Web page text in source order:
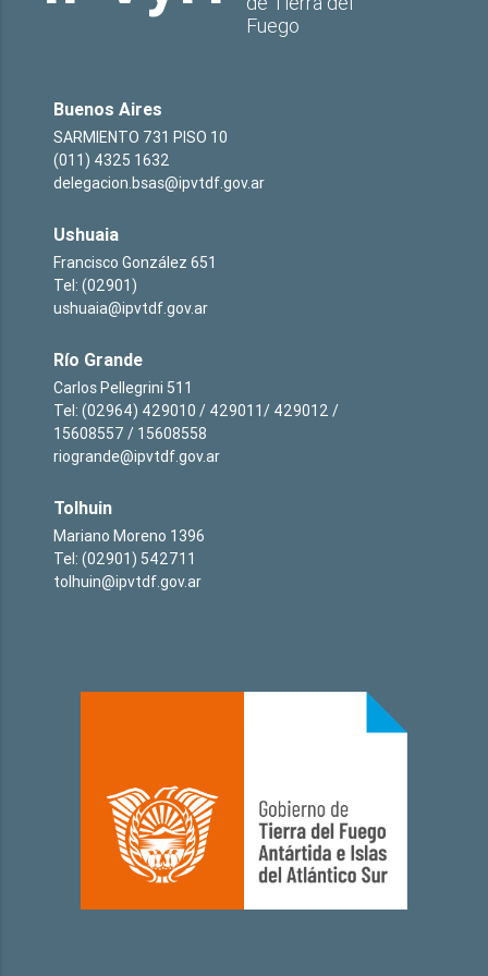
Fuego
Buenos Aires
SARMIENTO 731 PISO 10
(011) 4325 1632
delegacion.bsas@ipvtdf.gov.ar
Ushuaia
Francisco González 651
Tel: (02901)
ushuaia@ipvtdf.gov.ar
Río Grande
Carlos Pellegrini 511
Tel: (02964) 429010 / 429011/ 429012 /
15608557 / 15608558
riogrande@ipvtdf.gov.ar
Tolhuin
Mariano Moreno 1396
Tel: (02901) 542711
tolhuin@ipvtdf.gov.ar